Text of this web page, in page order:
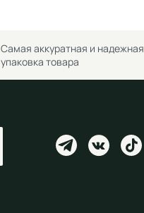
Самая аккуратная и надежная
упаковка товара